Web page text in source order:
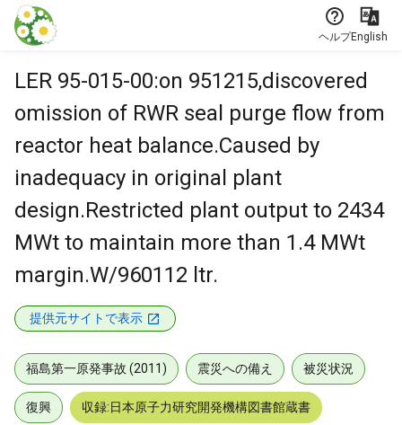
本文に飛ぶ
ヘルプEnglish
LER 95-015-00:on 951215,discovered
omission of RWR seal purge flow from
reactor heat balance.Caused by
inadequacy in original plant
design.Restricted plant output to 2434
MWt to maintain more than 1.4 MWt
margin.W/960112 ltr.
提供元サイトで表示
福島第一原発事故 (2011) 震災への備え 被災状況
復興 収録:日本原子力研究開発機構図書館蔵書